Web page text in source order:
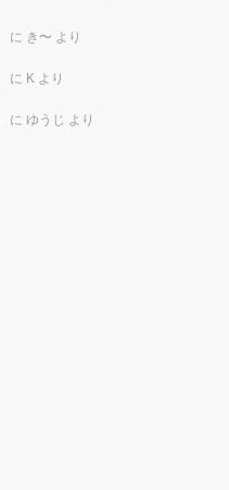
に き〜 より
に Kより
に ゆうじ より